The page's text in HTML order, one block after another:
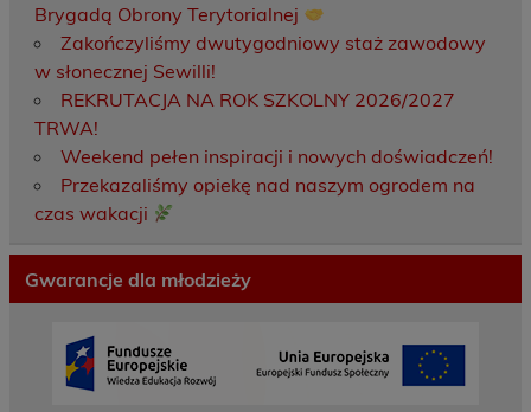
Brygadą Obrony Terytorialnej
Zakończyliśmy dwutygodniowy staż zawodowy
w słonecznej Sewilli!
REKRUTACJA NA ROK SZKOLNY 2026/2027
TRWA!
Weekend pełen inspiracji i nowych doświadczeń!
Przekazaliśmy opiekę nad naszym ogrodem na
czas wakacji
Gwarancje dla młodzieży